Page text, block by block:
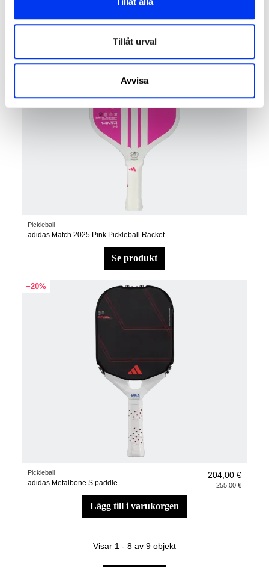
Tillåt urval
Avvisa
Pickleball
adidas Match 2025 Pink Pickleball Racket
se produkt
−20%
Pickleball
adidas Metalbone S paddle
204,00 €
255,00 €
lägg till i varukorgen
Visar 1 - 8 av 9 objekt